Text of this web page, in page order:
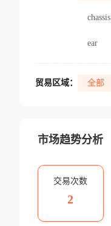
chassis
ear
贸易区域： 全部
市场趋势分析
交易次数
2